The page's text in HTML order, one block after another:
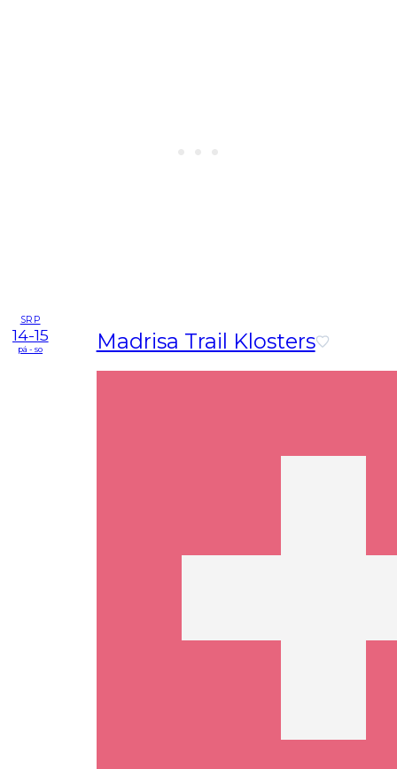
SRP
14-15
pá - so Madrisa Trail Klosters